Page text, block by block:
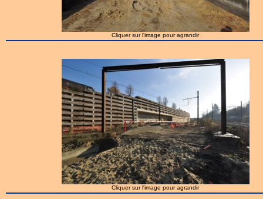
Cliquer sur l'image pour agrandir
Cliquer sur l'image pour agrandir